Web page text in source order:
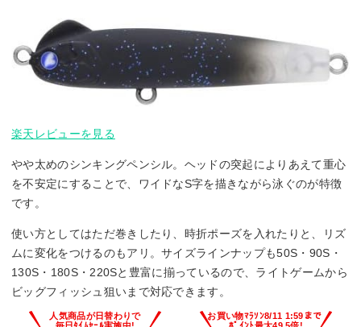
楽天レビューを見る
やや太めのシンキングペンシル。ヘッドの突起によりあえて重心
を不安定にすることで、ワイドなS字を描きながら泳ぐのが特徴
です。
使い方としてはただ巻きしたり、時折ポーズを入れたりと、リズ
ムに変化をつけるのもアリ。サイズラインナップも50S・90S・
130S・180S・220Sと豊富に揃っているので、ライトゲームから
ビッグフィッシュ狙いまで対応できます。